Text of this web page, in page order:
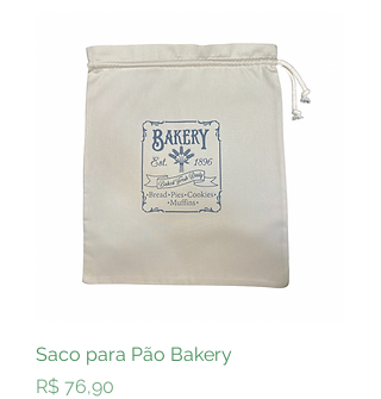
Saco para Pão Bakery
Preço
R$ 76,90